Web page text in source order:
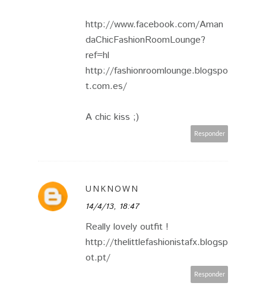
http://www.facebook.com/Aman
daChicFashionRoomLounge?
ref=hl
http://fashionroomlounge.blogspo
t.com.es/
A chic kiss ;)
Responder
UNKNOWN
14/4/13, 18:47
Really lovely outfit !
http://thelittlefashionistafx.blogsp
ot.pt/
Responder